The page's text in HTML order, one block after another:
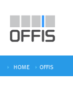
HOME OFFIS